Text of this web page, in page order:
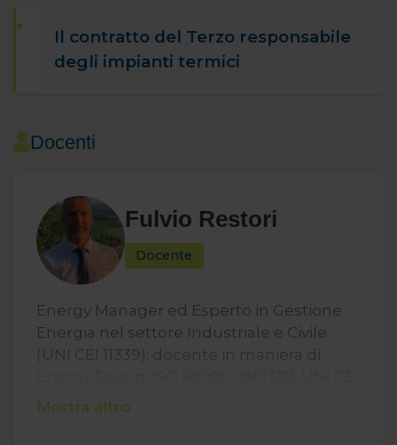
Il contratto del Terzo responsabile
degli impianti termici
Docenti
Fulvio Restori
Docente
Energy Manager ed Esperto in Gestione
Energia nel settore Industriale e Civile
(UNI CEI 11339); docente in maniera di
EN 16247-5. Svolge attività di consulenza
Mostra altro